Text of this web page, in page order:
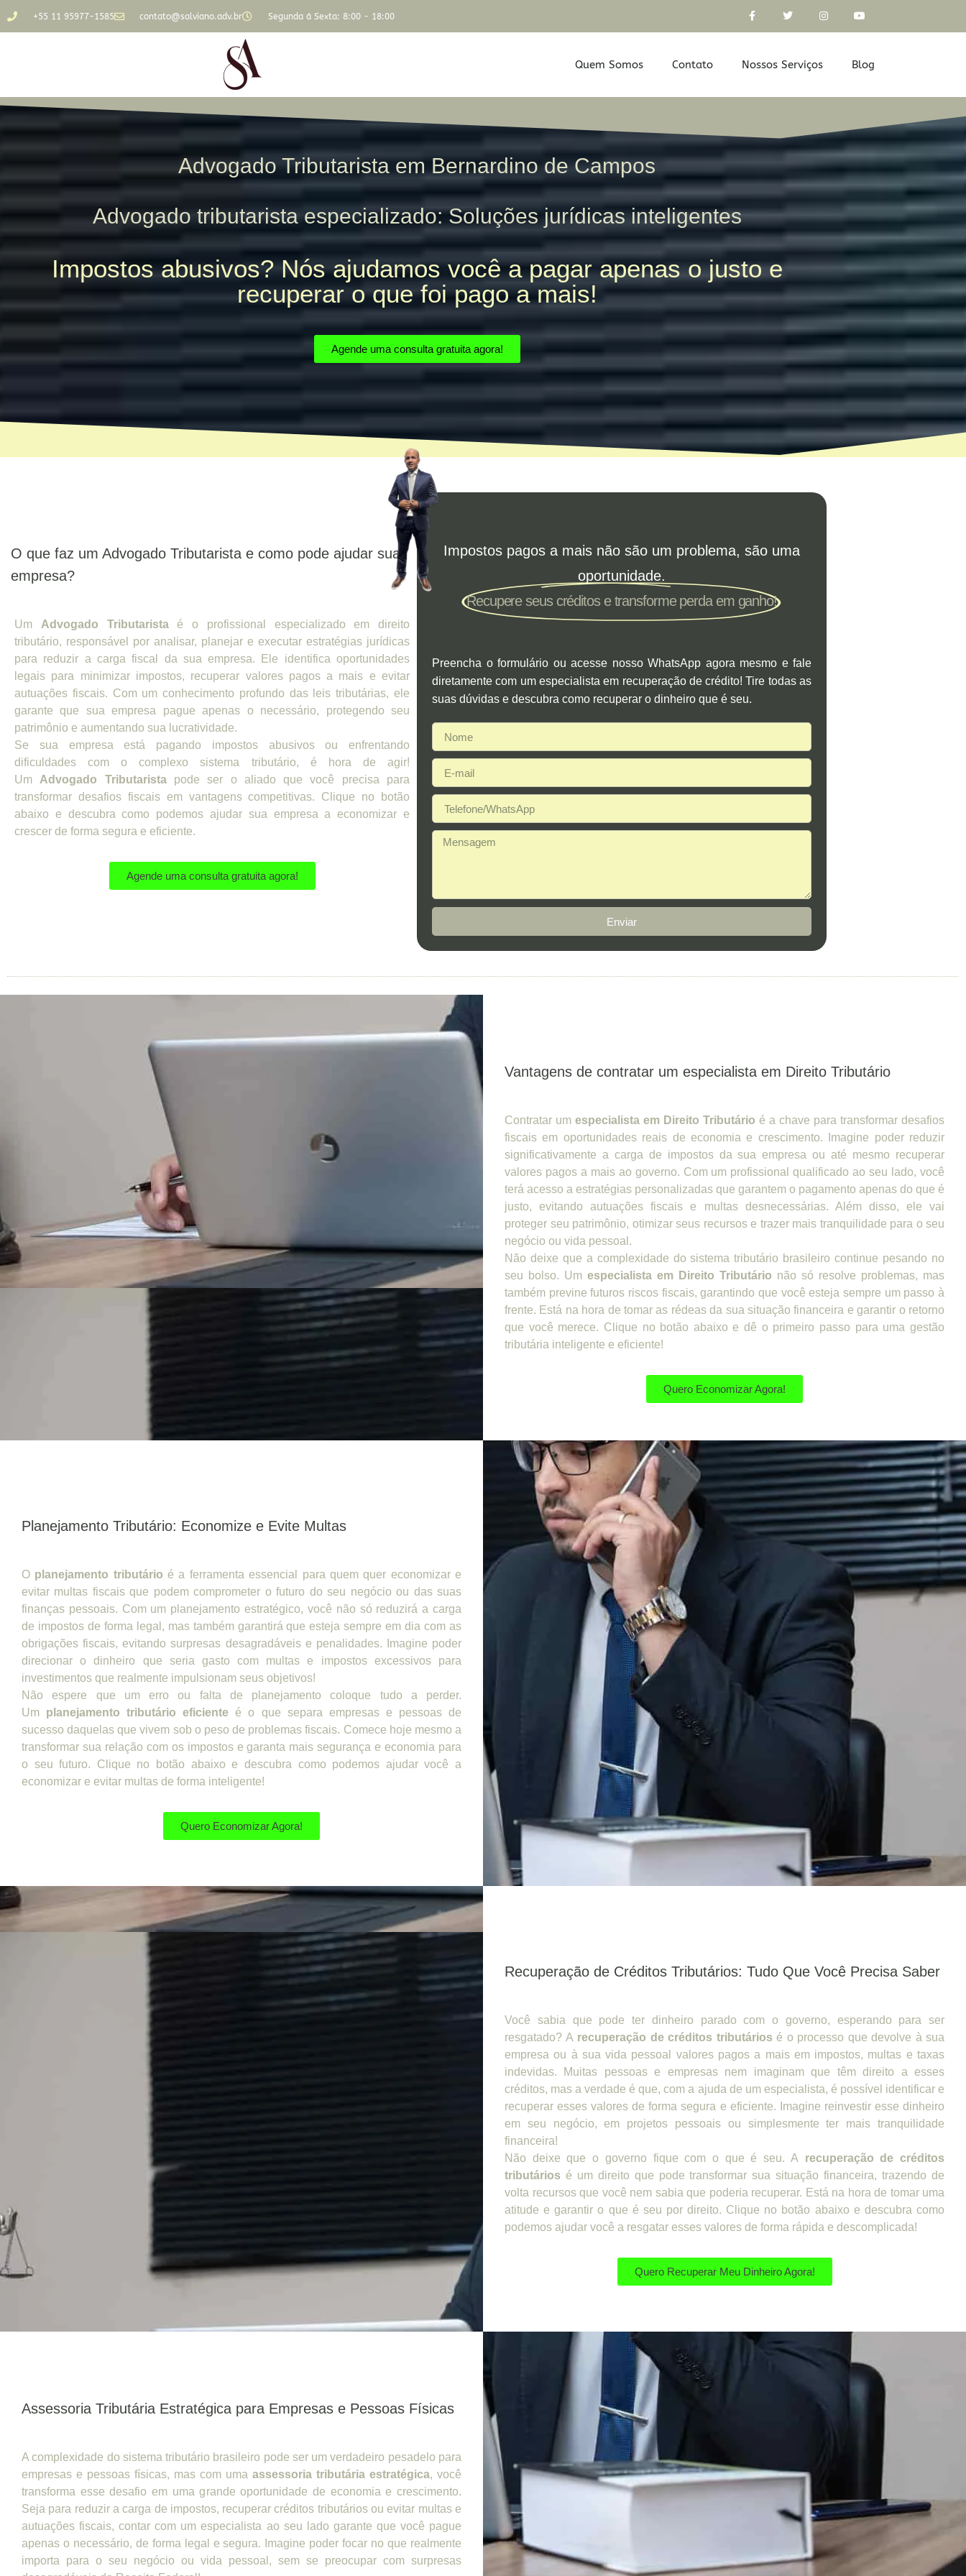
+55 11 95977-1585 contato@salviano.adv.br Segunda á Sexta: 8:00 - 18:00
Quem Somos Contato Nossos Serviços Blog
Advogado Tributarista em Bernardino de Campos
Advogado tributarista especializado: Soluções jurídicas inteligentes
Impostos abusivos? Nós ajudamos você a pagar apenas o justo e
recuperar o que foi pago a mais!
Agende uma consulta gratuita agora!
O que faz um Advogado Tributarista e como pode ajudar sua
empresa?
Um Advogado Tributaristaé o profissional especializado em direito
tributário, responsável por analisar, planejar e executar estratégias jurídicas
para reduzir a carga fiscal da sua empresa. Ele identifica oportunidades
legais para minimizar impostos, recuperar valores pagos a mais e evitar
autuações fiscais. Com um conhecimento profundo das leis tributárias, ele
garante que sua empresa pague apenas o necessário, protegendo seu
patrimônio e aumentando sua lucratividade.
Se sua empresa está pagando impostos abusivos ou enfrentando
dificuldades com o complexo sistema tributário, é hora de agir!
Um Advogado Tributaristapode ser o aliado que você precisa para
transformar desafios fiscais em vantagens competitivas. Clique no botão
abaixo e descubra como podemos ajudar sua empresa a economizar e
crescer de forma segura e eficiente.
Agende uma consulta gratuita agora!
Impostos pagos a mais não são um problema, são uma
oportunidade.
Recupere seus créditos e transforme perda em ganho!
Preencha o formulário ou acesse nosso WhatsApp agora mesmo e fale
diretamente com um especialista em recuperação de crédito! Tire todas as
suas dúvidas e descubra como recuperar o dinheiro que é seu.
Enviar
Vantagens de contratar um especialista em Direito Tributário
Contratar um especialista em Direito Tributário é a chave para transformar desafios
fiscais em oportunidades reais de economia e crescimento. Imagine poder reduzir
significativamente a carga de impostos da sua empresa ou até mesmo recuperar
valores pagos a mais ao governo. Com um profissional qualificado ao seu lado, você
terá acesso a estratégias personalizadas que garantem o pagamento apenas do que é
justo, evitando autuações fiscais e multas desnecessárias. Além disso, ele vai
proteger seu patrimônio, otimizar seus recursos e trazer mais tranquilidade para o seu
negócio ou vida pessoal.
Não deixe que a complexidade do sistema tributário brasileiro continue pesando no
seu bolso. Um especialista em Direito Tributário não só resolve problemas, mas
também previne futuros riscos fiscais, garantindo que você esteja sempre um passo à
frente. Está na hora de tomar as rédeas da sua situação financeira e garantir o retorno
que você merece. Clique no botão abaixo e dê o primeiro passo para uma gestão
tributária inteligente e eficiente!
Quero Economizar Agora!
Planejamento Tributário: Economize e Evite Multas
O planejamento tributário é a ferramenta essencial para quem quer economizar e
evitar multas fiscais que podem comprometer o futuro do seu negócio ou das suas
finanças pessoais. Com um planejamento estratégico, você não só reduzirá a carga
de impostos de forma legal, mas também garantirá que esteja sempre em dia com as
obrigações fiscais, evitando surpresas desagradáveis e penalidades. Imagine poder
direcionar o dinheiro que seria gasto com multas e impostos excessivos para
investimentos que realmente impulsionam seus objetivos!
Não espere que um erro ou falta de planejamento coloque tudo a perder.
Um planejamento tributário eficiente é o que separa empresas e pessoas de
sucesso daquelas que vivem sob o peso de problemas fiscais. Comece hoje mesmo a
transformar sua relação com os impostos e garanta mais segurança e economia para
o seu futuro. Clique no botão abaixo e descubra como podemos ajudar você a
economizar e evitar multas de forma inteligente!
Quero Economizar Agora!
Recuperação de Créditos Tributários: Tudo Que Você Precisa Saber
Você sabia que pode ter dinheiro parado com o governo, esperando para ser
resgatado? A recuperação de créditos tributários é o processo que devolve à sua
empresa ou à sua vida pessoal valores pagos a mais em impostos, multas e taxas
indevidas. Muitas pessoas e empresas nem imaginam que têm direito a esses
créditos, mas a verdade é que, com a ajuda de um especialista, é possível identificar e
recuperar esses valores de forma segura e eficiente. Imagine reinvestir esse dinheiro
em seu negócio, em projetos pessoais ou simplesmente ter mais tranquilidade
financeira!
Não deixe que o governo fique com o que é seu. A recuperação de créditos
tributários é um direito que pode transformar sua situação financeira, trazendo de
volta recursos que você nem sabia que poderia recuperar. Está na hora de tomar uma
atitude e garantir o que é seu por direito. Clique no botão abaixo e descubra como
podemos ajudar você a resgatar esses valores de forma rápida e descomplicada!
Quero Recuperar Meu Dinheiro Agora!
Assessoria Tributária Estratégica para Empresas e Pessoas Físicas
A complexidade do sistema tributário brasileiro pode ser um verdadeiro pesadelo para
empresas e pessoas físicas, mas com uma assessoria tributária estratégica, você
transforma esse desafio em uma grande oportunidade de economia e crescimento.
Seja para reduzir a carga de impostos, recuperar créditos tributários ou evitar multas e
autuações fiscais, contar com um especialista ao seu lado garante que você pague
apenas o necessário, de forma legal e segura. Imagine poder focar no que realmente
importa para o seu negócio ou vida pessoal, sem se preocupar com surpresas